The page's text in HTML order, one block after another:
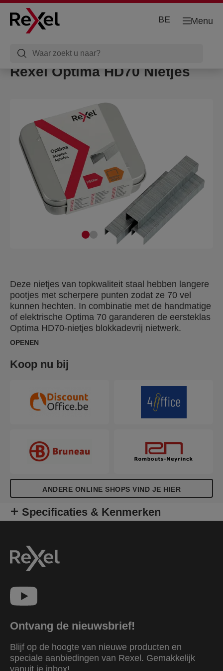
Menu
BE
Rexel Optima HD70 Nietjes
Deze nietjes van topkwaliteit staal hebben langere
pootjes met scherpere punten zodat ze 70 vel
kunnen hechten. In combinatie met de handmatige
of elektrische Optima 70 garanderen de eersteklas
Optima HD70-nietjes blokkadevrij nietwerk.
Verpakt per 2.500 in een mooi aluminium blik met
OPENEN
Koop nu bij
ANDERE ONLINE SHOPS VIND JE HIER
Specificaties & Kenmerken
Ontvang de nieuwsbrief!
Blijf op de hoogte van nieuwe producten en
speciale aanbiedingen van Rexel. Gemakkelijk